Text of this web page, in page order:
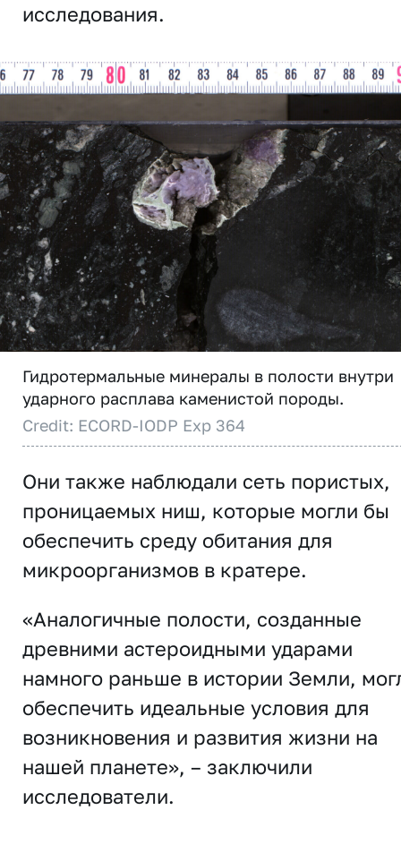
исследования.
Гидротермальные минералы в полости внутри
ударного расплава каменистой породы.
Credit: ECORD-IODP Exp 364
Они также наблюдали сеть пористых,
проницаемых ниш, которые могли бы
обеспечить среду обитания для
микроорганизмов в кратере.
«Аналогичные полости, созданные
древними астероидными ударами
намного раньше в истории Земли,
обеспечить идеальные условия для
возникновения и развития жизни на
нашей планете», – заключили
исследователи.